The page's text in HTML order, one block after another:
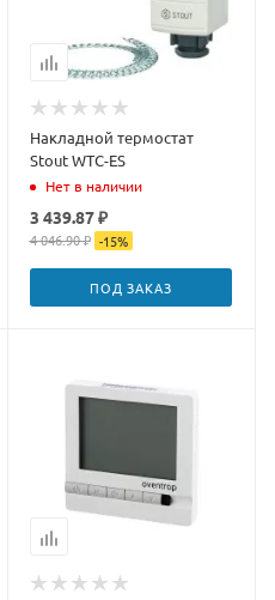
Накладной термостат
Stout WTC-ES
Нет в наличии
3 439.87 ₽
4 046.90 ₽ -15%
ПОД ЗАКАЗ